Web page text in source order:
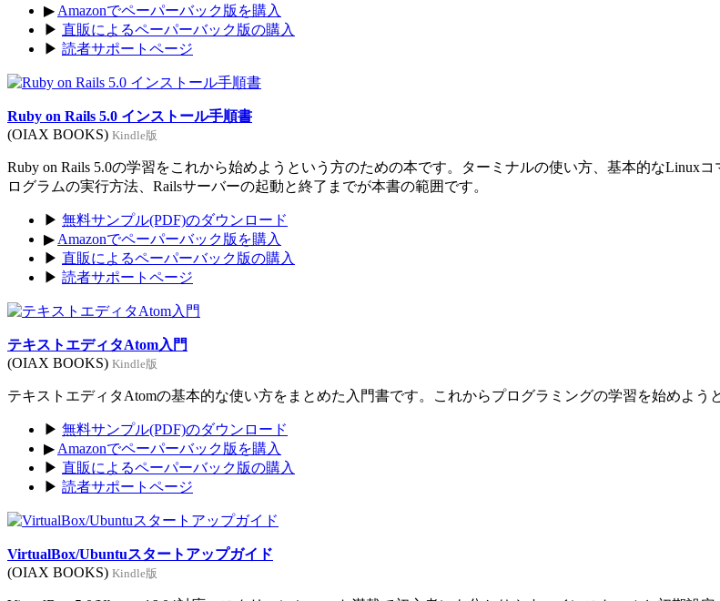
▶ Amazonでペーパーバック版を購入
▶ 直販によるペーパーバック版の購入
▶ 読者サポートページ
Ruby on Rails 5.0 インストール手順書
(OIAX BOOKS) Kindle版
Ruby on Rails 5.0の学習をこれから始めようという方のための本です。ターミナルの使い方、基本的なLinux
ログラムの実行方法、Railsサーバーの起動と終了までが本書の範囲です。
▶ 無料サンプル(PDF)のダウンロード
▶ Amazonでペーパーバック版を購入
▶ 直販によるペーパーバック版の購入
▶ 読者サポートページ
テキストエディタAtom入門
(OIAX BOOKS) Kindle版
テキストエディタAtomの基本的な使い方をまとめた入門書です。これからプログラミングの学習を始めよう
▶ 無料サンプル(PDF)のダウンロード
▶ Amazonでペーパーバック版を購入
▶ 直販によるペーパーバック版の購入
▶ 読者サポートページ
VirtualBox/Ubuntuスタートアップガイド
(OIAX BOOKS) Kindle版